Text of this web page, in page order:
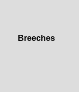
Breeches